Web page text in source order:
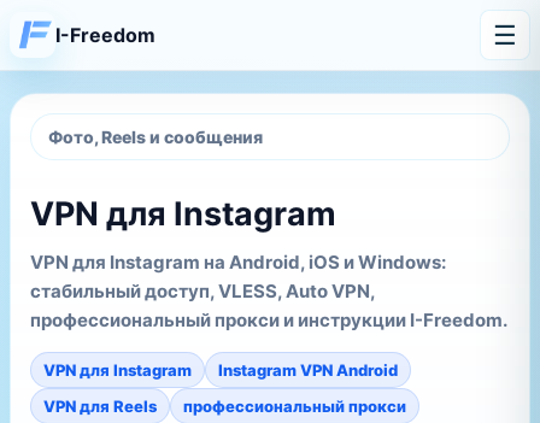
I-Freedom ☰
Фото, Reels и сообщения
VPN для Instagram
VPN для Instagram на Android, iOS и Windows:
стабильный доступ, VLESS, Auto VPN,
профессиональный прокси и инструкции I-Freedom.
VPN для Instagram
Instagram VPN Android
VPN для Reels
профессиональный прокси